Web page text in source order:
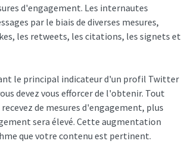
d'engagement. Les internautes
par le biais de diverses mesures,
les retweets, les citations, les signets et
le principal indicateur d'un profil Twitter
devez vous efforcer de l'obtenir. Tout
de mesures d'engagement, plus
sera élevé. Cette augmentation
que votre contenu est pertinent.